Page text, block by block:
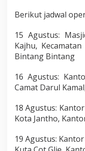
Berikut jadwal
15 Agustus:
Kajhu,
Bintang Bintang
16 Agustus:
Camat Darul
18 Agustus:
Kota Jantho,
19 Agustus: